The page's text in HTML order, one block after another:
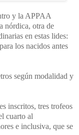
y la APPAA
nórdica, otra de
en estas lides:
los nacidos antes
según modalidad y
inscritos, tres trofeos
cuarto al
e inclusiva, que se